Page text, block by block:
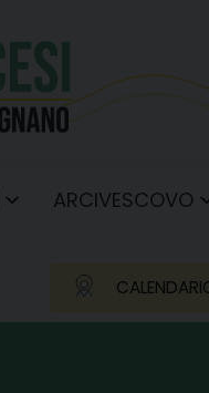
ARCIVESCOVO